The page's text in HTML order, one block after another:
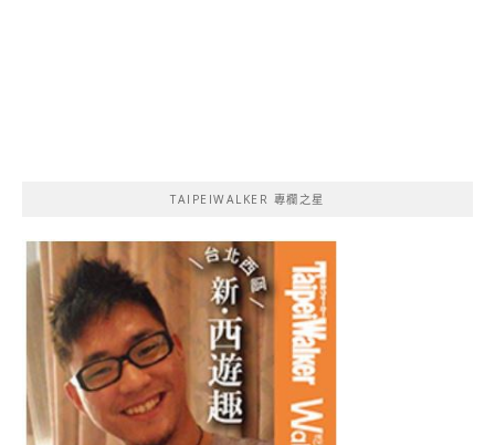
TAIPEIWALKER 專欄之星